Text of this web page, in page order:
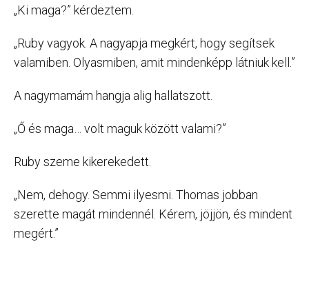
„Ki maga?” kérdeztem.
„Ruby vagyok. A nagyapja megkért, hogy segítsek
valamiben. Olyasmiben, amit mindenképp látniuk kell.”
A nagymamám hangja alig hallatszott.
„Ő és maga… volt maguk között valami?”
Ruby szeme kikerekedett.
„Nem, dehogy. Semmi ilyesmi. Thomas jobban
szerette magát mindennél. Kérem, jöjjön, és mindent
megért.”